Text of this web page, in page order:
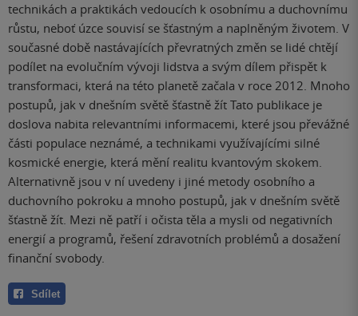
technikách a praktikách vedoucích k osobnímu a duchovnímu
růstu, neboť úzce souvisí se šťastným a naplněným životem. V
současné době nastávajících převratných změn se lidé chtějí
podílet na evolučním vývoji lidstva a svým dílem přispět k
transformaci, která na této planetě začala v roce 2012. Mnoho
postupů, jak v dnešním světě šťastně žít Tato publikace je
doslova nabita relevantními informacemi, které jsou převážné
části populace neznámé, a technikami využívajícími silné
kosmické energie, která mění realitu kvantovým skokem.
Alternativně jsou v ní uvedeny i jiné metody osobního a
duchovního pokroku a mnoho postupů, jak v dnešním světě
šťastně žít. Mezi ně patří i očista těla a mysli od negativních
energií a programů, řešení zdravotních problémů a dosažení
finanční svobody.
Sdílet